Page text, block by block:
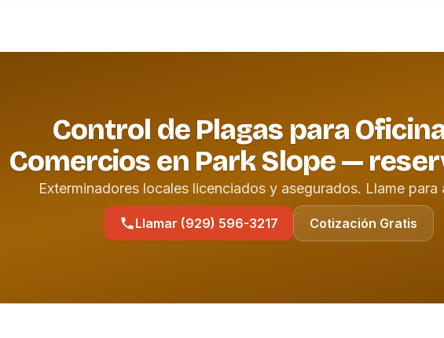
Control de Plagas para
Comercios en Park Slope —
Exterminadores locales licenciados y asegurados. Llame para
Llamar (929) 596-3217 Cotización Gratis